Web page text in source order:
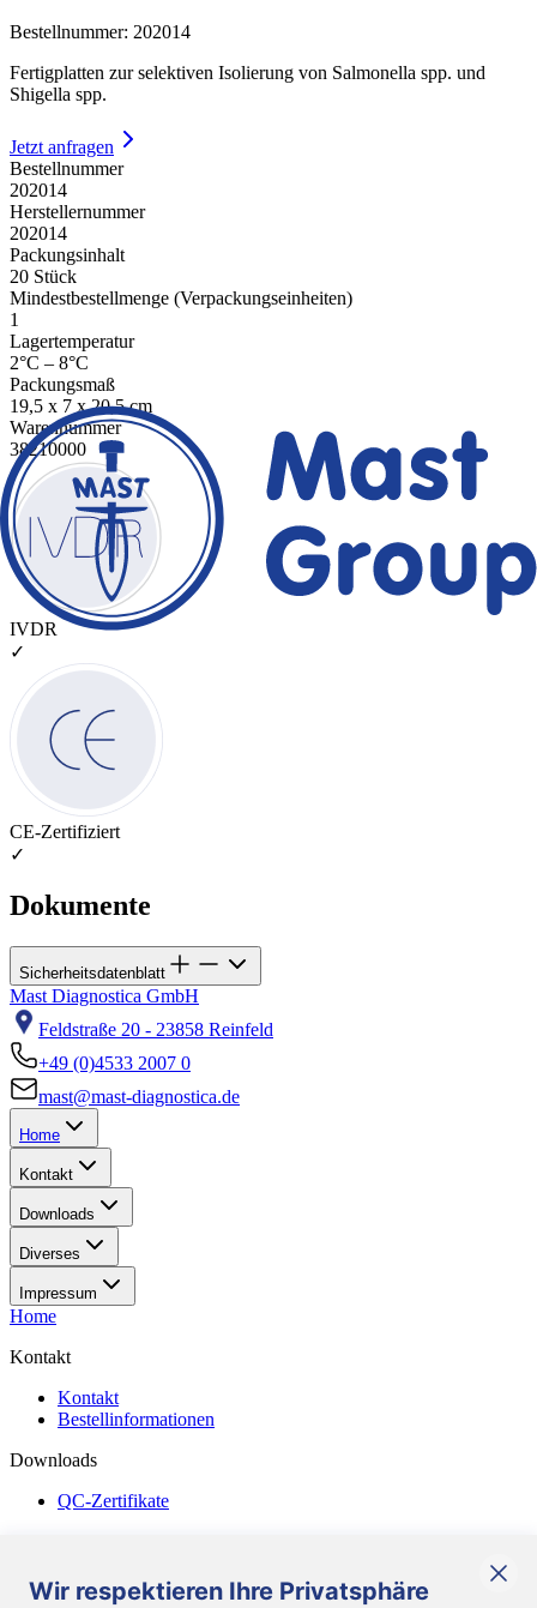
Wir respektieren Ihre Privatsphäre
Bestellnummer: 202014
Fertigplatten zur selektiven Isolierung von Salmonella spp. und
Shigella spp.
Jetzt anfragen
Bestellnummer
202014
Herstellernummer
202014
Packungsinhalt
20 Stück
Mindestbestellmenge (Verpackungseinheiten)
1
Lagertemperatur
2°C – 8°C
Packungsmaß
19,5 x 7 x 20,5 cm
Warennummer
38210000
IVDR
✓
CE-Zertifiziert
✓
Dokumente
Sicherheitsdatenblatt
Mast Diagnostica GmbH
Feldstraße 20 - 23858 Reinfeld
+49 (0)4533 2007 0
mast@mast-diagnostica.de
Home
Kontakt
Downloads
Diverses
Impressum
Home
Kontakt
Kontakt
Bestellinformationen
Downloads
QC-Zertifikate
Allgemeine Geschäftsbedingungen
Corporate Responsibility